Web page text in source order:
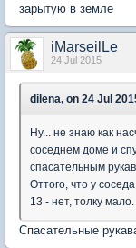
зарытую в земле
iMarseilLe
24 Jul 2015
dilena, on 24 Jul
Ну... не знаю как
соседнем доме и
спасательным
Оттого, что у
13 - нет, толку мало.
Спасательные